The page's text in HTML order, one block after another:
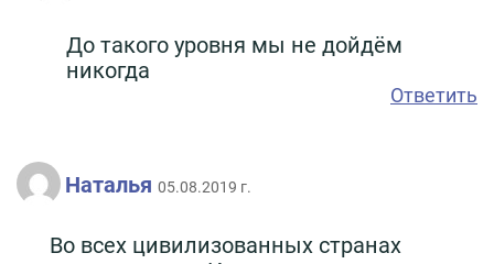
До такого уровня мы не дойдём
никогда
Ответить
Наталья 05.08.2019 г.
Во всех цивилизованных странах